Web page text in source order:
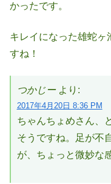
かったです。
キレイになった雄蛇
すね！
つかじー より:
2017年4月20日 8:36 PM
ちゃんちょめさん、
そうですね。足が不
が、ちょっと微妙な